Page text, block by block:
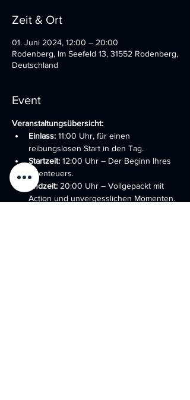
Zeit & Ort
01. Juni 2024, 12:00 – 20:00
Rodenberg, Im Seefeld 13, 31552 Rodenberg,
Deutschland
Event
Veranstaltungsübersicht:
Einlass: 11:00 Uhr, für einen
reibungslosen Start in den Tag.
Startzeit: 12:00 Uhr – Der Beginn Ihres
Abenteuers.
Endzeit: 20:00 Uhr – Vollgepackt mit
Action und unvergesslichen Momenten.